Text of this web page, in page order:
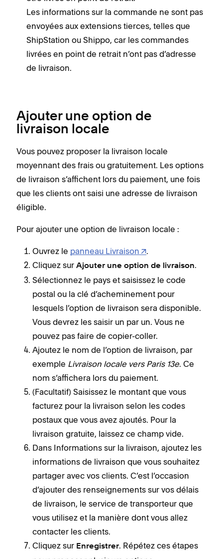
Les informations sur la commande ne sont pas
envoyées aux extensions tierces, telles que
ShipStation ou Shippo, car les commandes
livrées en point de retrait n’ont pas d’adresse
de livraison.
Ajouter une option de
livraison locale
Vous pouvez proposer la livraison locale
moyennant des frais ou gratuitement. Les options
de livraison s’affichent lors du paiement, une fois
que les clients ont saisi une adresse de livraison
éligible.
Pour ajouter une option de livraison locale :
Ouvrez le panneau Livraison
.
Cliquez sur Ajouter une option de livraison.
Sélectionnez le pays et saisissez le code
postal ou la clé d’acheminement pour
lesquels l’option de livraison sera disponible.
Vous devrez les saisir un par un. Vous ne
pouvez pas faire de copier-coller.
Ajoutez le nom de l’option de livraison, par
exemple Livraison locale vers Paris 13e. Ce
nom s’affichera lors du paiement.
(Facultatif) Saisissez le montant que vous
facturez pour la livraison selon les codes
postaux que vous avez ajoutés. Pour la
livraison gratuite, laissez ce champ vide.
Dans Informations sur la livraison, ajoutez les
informations de livraison que vous souhaitez
partager avec vos clients. C’est l’occasion
d’ajouter des renseignements sur vos délais
de livraison, le service de transporteur que
vous utilisez et la manière dont vous allez
contacter les clients.
Cliquez sur Enregistrer. Répétez ces étapes